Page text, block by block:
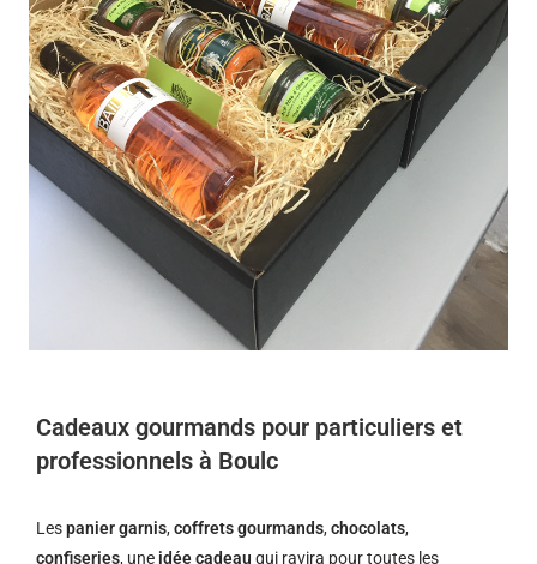
Cadeaux gourmands pour particuliers et
professionnels à Boulc
Lespanier garnis,coffrets gourmands,chocolats,
confiseries, une idée cadeau qui ravira pour toutes les